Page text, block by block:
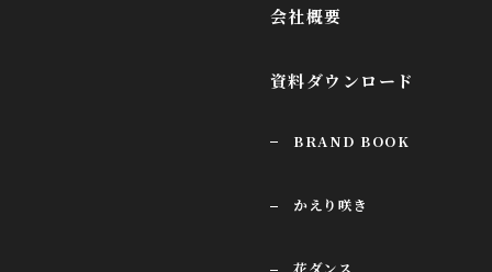
会社概要
資料ダウンロード
BRAND BOOK
かえり咲き